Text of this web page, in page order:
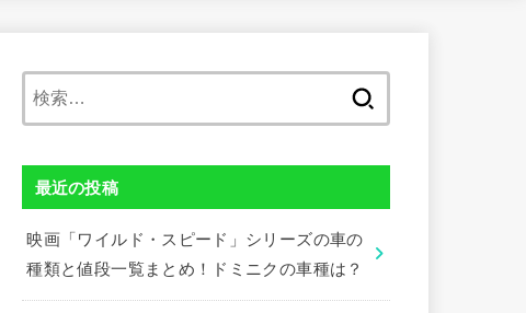
最近の投稿
映画「ワイルド・スピード」シリーズの車の
種類と値段一覧まとめ！ドミニクの車種は？